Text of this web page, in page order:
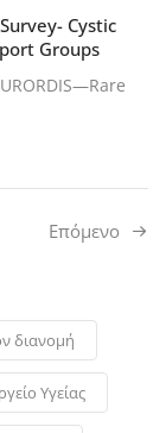
Cystic
Groups
Επόμενο
διανομή
Υγείας